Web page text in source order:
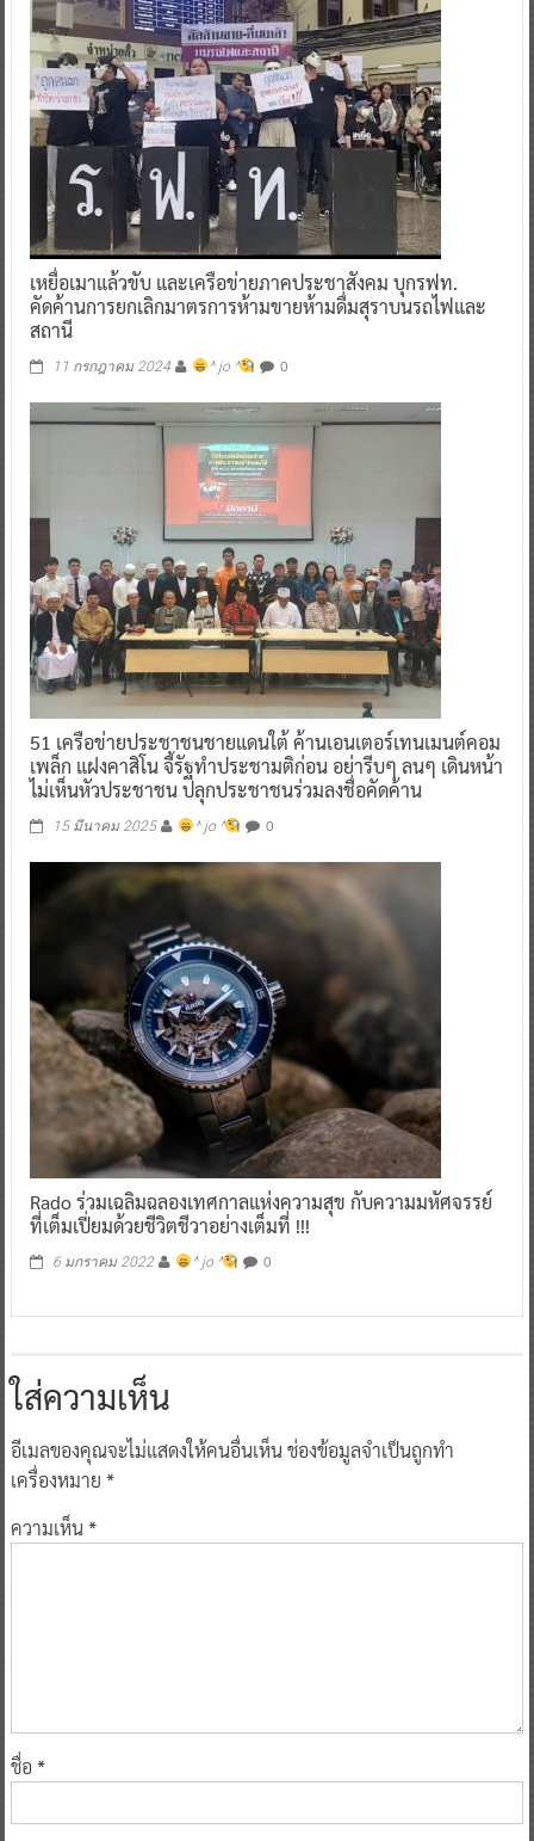
เหยื่อเมาแล้วขับ และเครือข่ายภาคประชาสังคม บุกรฟท.
คัดค้านการยกเลิกมาตรการห้ามขายห้ามดื่มสุราบนรถไฟและ
สถานี
11 กรกฎาคม 2024 ^ jo ^ 0
51 เครือข่ายประชาชนชายแดนใต้ ค้านเอนเตอร์เทนเมนต์คอม
เพล็ก แฝงคาสิโน จี้รัฐทำประชามติก่อน อย่ารีบๆ ลนๆ เดินหน้า
ไม่เห็นหัวประชาชน ปลุกประชาชนร่วมลงชื่อคัดค้าน
15 มีนาคม 2025 ^ jo ^ 0
Rado ร่วมเฉลิมฉลองเทศกาลแห่งความสุข กับความมหัศจรรย์
ที่เต็มเปี่ยมด้วยชีวิตชีวาอย่างเต็มที่ !!!
6 มกราคม 2022 ^ jo ^ 0
ใส่ความเห็น
อีเมลของคุณจะไม่แสดงให้คนอื่นเห็นช่องข้อมูลจำเป็นถูกทำ
เครื่องหมาย *
ความเห็น*
ชื่อ *